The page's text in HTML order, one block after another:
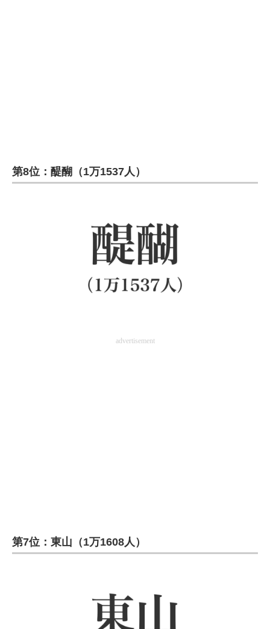
第8位：醍醐（1万1537人）
advertisement
第7位：東山（1万1608人）